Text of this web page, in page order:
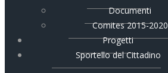
Documenti
Comites 2015-2020
Progetti
Sportello del Cittadino